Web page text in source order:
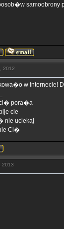
samoobrony
2012
w internecie!
ci� pora�a
cie
nie uciekaj
Ci�
2013